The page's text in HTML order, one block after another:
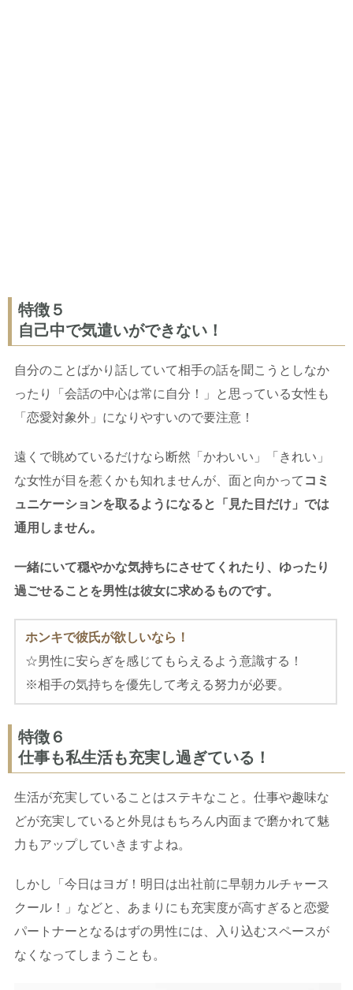
特徴５
自己中で気遣いができない！
自分のことばかり話していて相手の話を聞こうとしなか
ったり「会話の中心は常に自分！」と思っている女性も
「恋愛対象外」になりやすいので要注意！
遠くで眺めているだけなら断然「かわいい」「きれい」
な女性が目を惹くかも知れませんが、面と向かって コミ
ュニケーションを取るようになると「見た目だけ」では
通用しません。
一緒にいて穏やかな気持ちにさせてくれたり、ゆったり
過ごせることを男性は彼女に求めるものです。
ホンキで彼氏が欲しいなら！
☆男性に安らぎを感じてもらえるよう意識する！
※相手の気持ちを優先して考える努力が必要。
特徴６
仕事も私生活も充実し過ぎている！
生活が充実していることはステキなこと。仕事や趣味な
どが充実していると外見はもちろん内面まで磨かれて魅
力もアップしていきますよね。
しかし「今日はヨガ！明日は出社前に早朝カルチャース
クール！」などと、あまりにも充実度が高すぎると恋愛
パートナーとなるはずの男性には、入り込むスペースが
なくなってしまうことも。